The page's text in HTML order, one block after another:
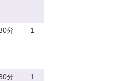
分 1
分 1